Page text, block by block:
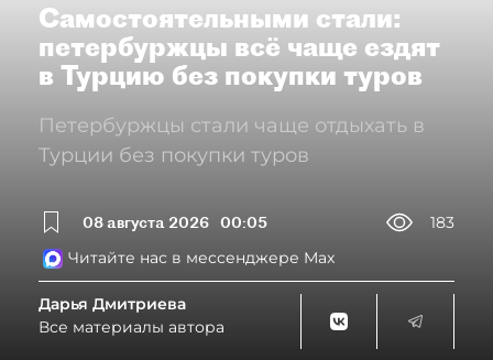
Самостоятельными стали:
петербуржцы всё чаще ездят
в Турцию без покупки туров
Петербуржцы стали чаще отдыхать в
Турции без покупки туров
08 августа 2026 00:05
183
Читайте нас в мессенджере Max
Дарья Дмитриева
Все материалы автора